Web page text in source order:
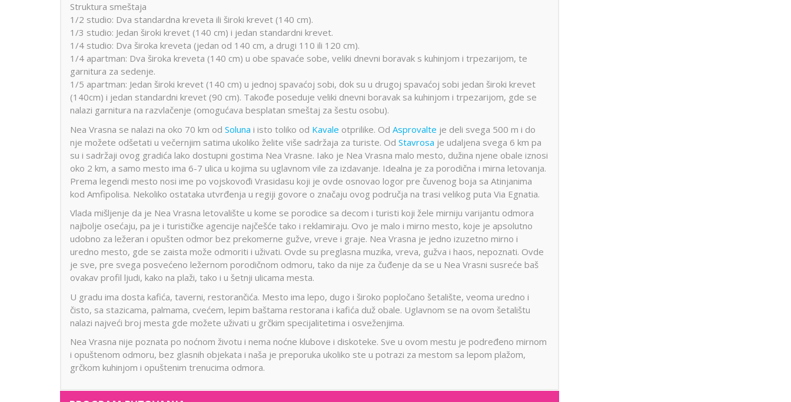
Struktura smeštaja
1/2 studio: Dva standardna kreveta ili široki krevet (140 cm).
1/3 studio: Jedan široki krevet (140 cm) i jedan standardni krevet.
1/4 studio: Dva široka kreveta (jedan od 140 cm, a drugi 110 ili 120 cm).
1/4 apartman: Dva široka kreveta (140 cm) u obe spavaće sobe, veliki dnevni boravak s kuhinjom i trpezarijom, te
garnitura za sedenje.
1/5 apartman: Jedan široki krevet (140 cm) u jednoj spavaćoj sobi, dok su u drugoj spavaćoj sobi jedan široki krevet
(140cm) i jedan standardni krevet (90 cm). Takođe poseduje veliki dnevni boravak sa kuhinjom i trpezarijom, gde se
nalazi garnitura na razvlačenje (omogućava besplatan smeštaj za šestu osobu).
Nea Vrasna se nalazi na oko 70 km od Soluna i isto toliko od Kavale otprilike. Od Asprovalte je deli svega 500 m i do
nje možete odšetati u večernjim satima ukoliko želite više sadržaja za turiste. Od Stavrosa je udaljena svega 6 km pa
su i sadržaji ovog gradića lako dostupni gostima Nea Vrasne. Iako je Nea Vrasna malo mesto, dužina njene obale iznosi
oko 2 km, a samo mesto ima 6-7 ulica u kojima su uglavnom vile za izdavanje. Idealna je za porodična i mirna letovanja.
Prema legendi mesto nosi ime po vojskovođi Vrasidasu koji je ovde osnovao logor pre čuvenog boja sa Atinjanima
kod Amfipolisa. Nekoliko ostataka utvrđenja u regiji govore o značaju ovog područja na trasi velikog puta Via Egnatia.
Vlada mišljenje da je Nea Vrasna letovalište u kome se porodice sa decom i turisti koji žele mirniju varijantu odmora
najbolje osećaju, pa je i turističke agencije najčešće tako i reklamiraju. Ovo je malo i mirno mesto, koje je apsolutno
udobno za ležeran i opušten odmor bez prekomerne gužve, vreve i graje. Nea Vrasna je jedno izuzetno mirno i
uredno mesto, gde se zaista može odmoriti i uživati. Ovde su preglasna muzika, vreva, gužva i haos, nepoznati. Ovde
je sve, pre svega posvećeno ležernom porodičnom odmoru, tako da nije za čuđenje da se u Nea Vrasni susreće baš
ovakav profil ljudi, kako na plaži, tako i u šetnji ulicama mesta.
U gradu ima dosta kafića, taverni, restorančića. Mesto ima lepo, dugo i široko popločano šetalište, veoma uredno i
čisto, sa stazicama, palmama, cvećem, lepim baštama restorana i kafića duž obale. Uglavnom se na ovom šetalištu
nalazi najveći broj mesta gde možete uživati u grčkim specijalitetima i osveženjima.
Nea Vrasna nije poznata po noćnom životu i nema noćne klubove i diskoteke. Sve u ovom mestu je podređeno mirnom
i opuštenom odmoru, bez glasnih objekata i naša je preporuka ukoliko ste u potrazi za mestom sa lepom plažom,
grčkom kuhinjom i opuštenim trenucima odmora.